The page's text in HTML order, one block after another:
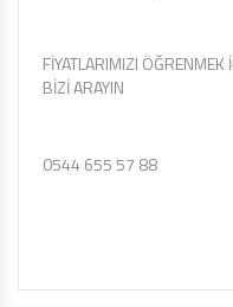
FİYATLARIMIZI ÖĞRENMEK
BİZİ ARAYIN
0544 655 57 88